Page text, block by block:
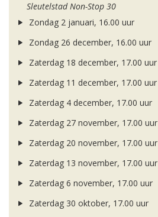
Sleutelstad Non-Stop 30
Zondag 2 januari, 16.00 uur
Zondag 26 december, 16.00 uur
Zaterdag 18 december, 17.00 uur
Zaterdag 11 december, 17.00 uur
Zaterdag 4 december, 17.00 uur
Zaterdag 27 november, 17.00 uur
Zaterdag 20 november, 17.00 uur
Zaterdag 13 november, 17.00 uur
Zaterdag 6 november, 17.00 uur
Zaterdag 30 oktober, 17.00 uur